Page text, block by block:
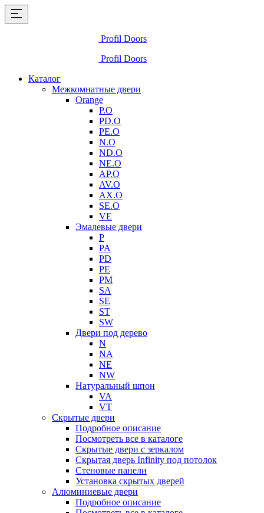
Profil Doors
Profil Doors
Каталог
Межкомнатные двери
Orange
P.O
PD.O
PE.O
N.O
ND.O
NE.O
AP.O
AV.O
AX.O
SE.O
VE
Эмалевые двери
P
PA
PD
PE
PM
SA
SE
ST
SW
Двери под дерево
N
NA
NE
NW
Натуральный шпон
VA
VT
Скрытые двери
Подробное описание
Посмотреть все в каталоге
Скрытые двери с зеркалом
Скрытая дверь Infinity под потолок
Стеновые панели
Установка скрытых дверей
Алюминиевые двери
Подробное описание